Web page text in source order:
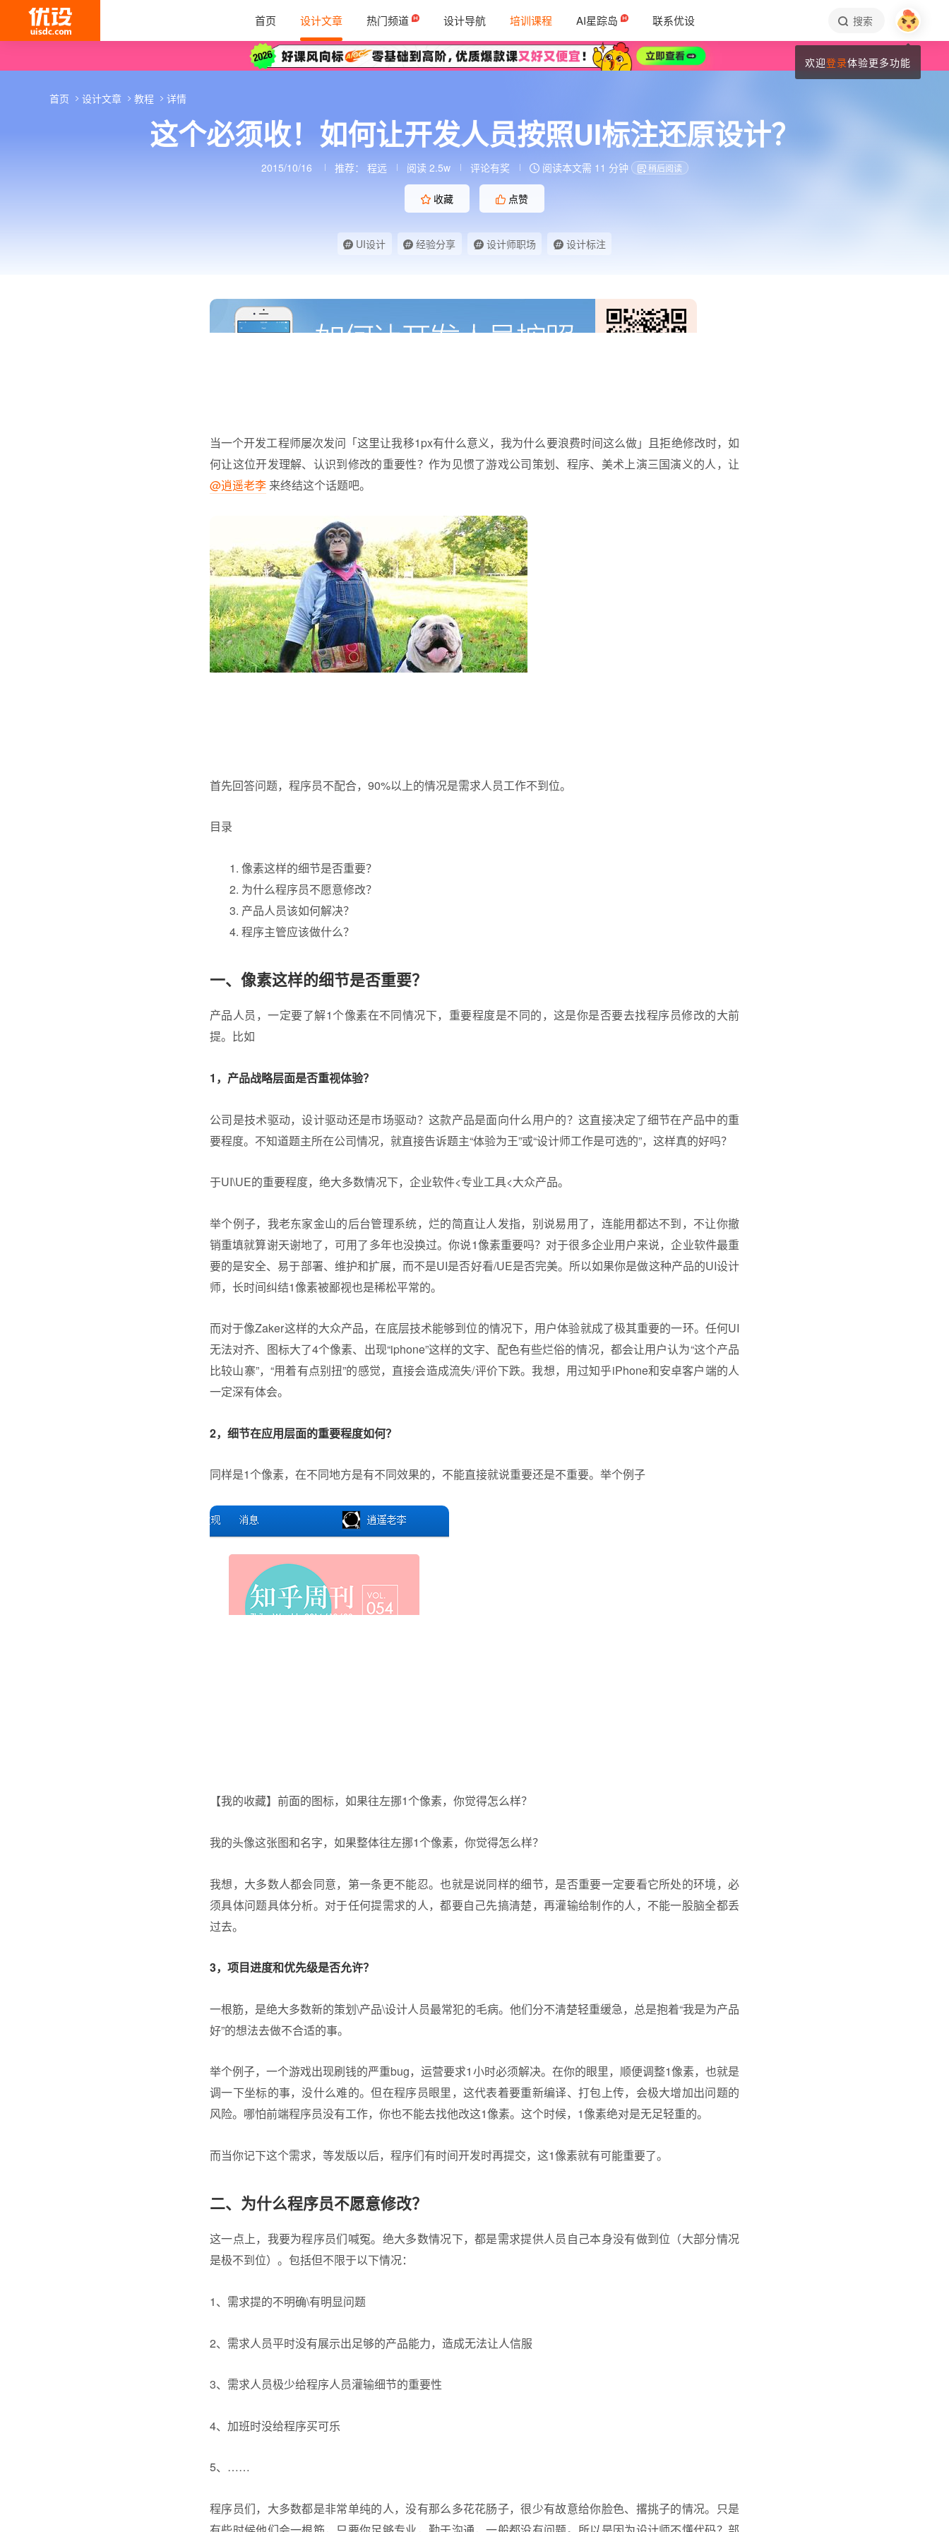
首页 设计文章 热门频道 设计导航 培训课程 AI星踪岛 联系优设 搜索
这个必须收！如何让开发人员按照UI标注还原设计？
2015/10/16 推荐： 程远 阅读 2.5w 评论有奖 阅读本文需 11 分钟 稍后阅读
收藏 点赞
UI设计 经验分享 设计师职场 设计标注
首页 设计文章 教程 详情
当一个开发工程师屡次发问「这里让我移1px有什么意义，我为什么要浪费时间这么做」且拒绝修改时，如
何让这位开发理解、认识到修改的重要性？作为见惯了游戏公司策划、程序、美术上演三国演义的人，让
@逍遥老李 来终结这个话题吧。
首先回答问题，程序员不配合，90%以上的情况是需求人员工作不到位。
目录
像素这样的细节是否重要？
为什么程序员不愿意修改？
产品人员该如何解决？
程序主管应该做什么？
一、像素这样的细节是否重要？
产品人员，一定要了解1个像素在不同情况下，重要程度是不同的，这是你是否要去找程序员修改的大前
提。比如
1，产品战略层面是否重视体验？
公司是技术驱动，设计驱动还是市场驱动？这款产品是面向什么用户的？这直接决定了细节在产品中的重
要程度。不知道题主所在公司情况，就直接告诉题主“体验为王”或“设计师工作是可选的”，这样真的好吗？
于UI\UE的重要程度，绝大多数情况下，企业软件<专业工具<大众产品。
举个例子，我老东家金山的后台管理系统，烂的简直让人发指，别说易用了，连能用都达不到，不让你撤
销重填就算谢天谢地了，可用了多年也没换过。你说1像素重要吗？对于很多企业用户来说，企业软件最重
要的是安全、易于部署、维护和扩展，而不是UI是否好看/UE是否完美。所以如果你是做这种产品的UI设计
师，长时间纠结1像素被鄙视也是稀松平常的。
而对于像Zaker这样的大众产品，在底层技术能够到位的情况下，用户体验就成了极其重要的一环。任何UI
无法对齐、图标大了4个像素、出现“iphone”这样的文字、配色有些烂俗的情况，都会让用户认为“这个产品
比较山寨”，“用着有点别扭”的感觉，直接会造成流失/评价下跌。我想，用过知乎iPhone和安卓客户端的人
一定深有体会。
2，细节在应用层面的重要程度如何？
同样是1个像素，在不同地方是有不同效果的，不能直接就说重要还是不重要。举个例子
【我的收藏】前面的图标，如果往左挪1个像素，你觉得怎么样？
我的头像这张图和名字，如果整体往左挪1个像素，你觉得怎么样？
我想，大多数人都会同意，第一条更不能忍。也就是说同样的细节，是否重要一定要看它所处的环境，必
须具体问题具体分析。对于任何提需求的人，都要自己先搞清楚，再灌输给制作的人，不能一股脑全都丢
过去。
3，项目进度和优先级是否允许？
一根筋，是绝大多数新的策划\产品\设计人员最常犯的毛病。他们分不清楚轻重缓急，总是抱着“我是为产品
好”的想法去做不合适的事。
举个例子，一个游戏出现刷钱的严重bug，运营要求1小时必须解决。在你的眼里，顺便调整1像素，也就是
调一下坐标的事，没什么难的。但在程序员眼里，这代表着要重新编译、打包上传，会极大增加出问题的
风险。哪怕前端程序员没有工作，你也不能去找他改这1像素。这个时候，1像素绝对是无足轻重的。
而当你记下这个需求，等发版以后，程序们有时间开发时再提交，这1像素就有可能重要了。
二、为什么程序员不愿意修改？
这一点上，我要为程序员们喊冤。绝大多数情况下，都是需求提供人员自己本身没有做到位（大部分情况
是极不到位）。包括但不限于以下情况：
1、需求提的不明确\有明显问题
2、需求人员平时没有展示出足够的产品能力，造成无法让人信服
3、需求人员极少给程序人员灌输细节的重要性
4、加班时没给程序买可乐
5、……
程序员们，大多数都是非常单纯的人，没有那么多花花肠子，很少有故意给你脸色、撂挑子的情况。只是
欢迎登录体验更多功能